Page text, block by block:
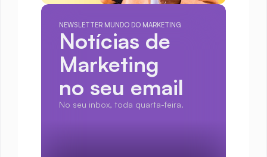
NEWSLETTER MUNDO DO MARKETING
Notícias de
Marketing
no seu email
No seu inbox, toda quarta-feira.